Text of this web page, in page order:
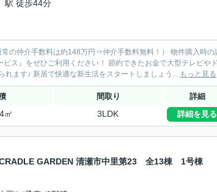
」駅 徒歩44分
万円⇒仲介手数料無料！） 物件購入時の諸費用（初期費用）を
きたお金で大型テレビやドラム式洗濯機などの最
新家電や オシャレなテーブル、ソファーなど新品家具を揃えられます♪ 新居で快適な新生活をスタートしましょう... もっと見る
間取り 詳細
㎡ 3LDK 詳細を見る
CRADLE GARDEN 清瀬市中里第23 全13棟 1号棟